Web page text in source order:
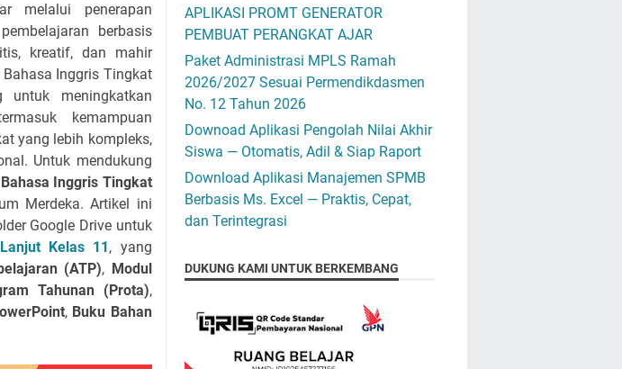
melalui penerapan
berbasis
kreatif, dan mahir
Inggris Tingkat
untuk meningkatkan
kemampuan
yang lebih kompleks,
Untuk mendukung
Inggris Tingkat
Merdeka. Artikel ini
Google Drive untuk
Kelas 11, yang
(ATP), Modul
Tahunan (Prota),
, Buku Bahan
APLIKASI PROMT GENERATOR
PEMBUAT PERANGKAT AJAR
Paket Administrasi MPLS Ramah
2026/2027 Sesuai Permendikdasmen
No. 12 Tahun 2026
Downoad Aplikasi Pengolah Nilai Akhir
Siswa — Otomatis, Adil & Siap Raport
Download Aplikasi Manajemen SPMB
Berbasis Ms. Excel — Praktis, Cepat,
dan Terintegrasi
DUKUNG KAMI UNTUK BERKEMBANG